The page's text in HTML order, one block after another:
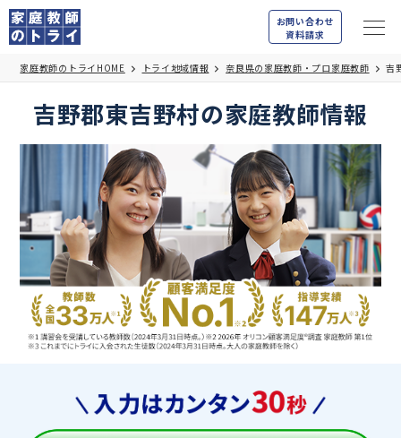
お問い合わせ
資料請求
家庭教師のトライHOME トライ地域情報 奈良県の家庭教師・プロ家庭教師 吉
吉野郡東吉野村の家庭教師情報